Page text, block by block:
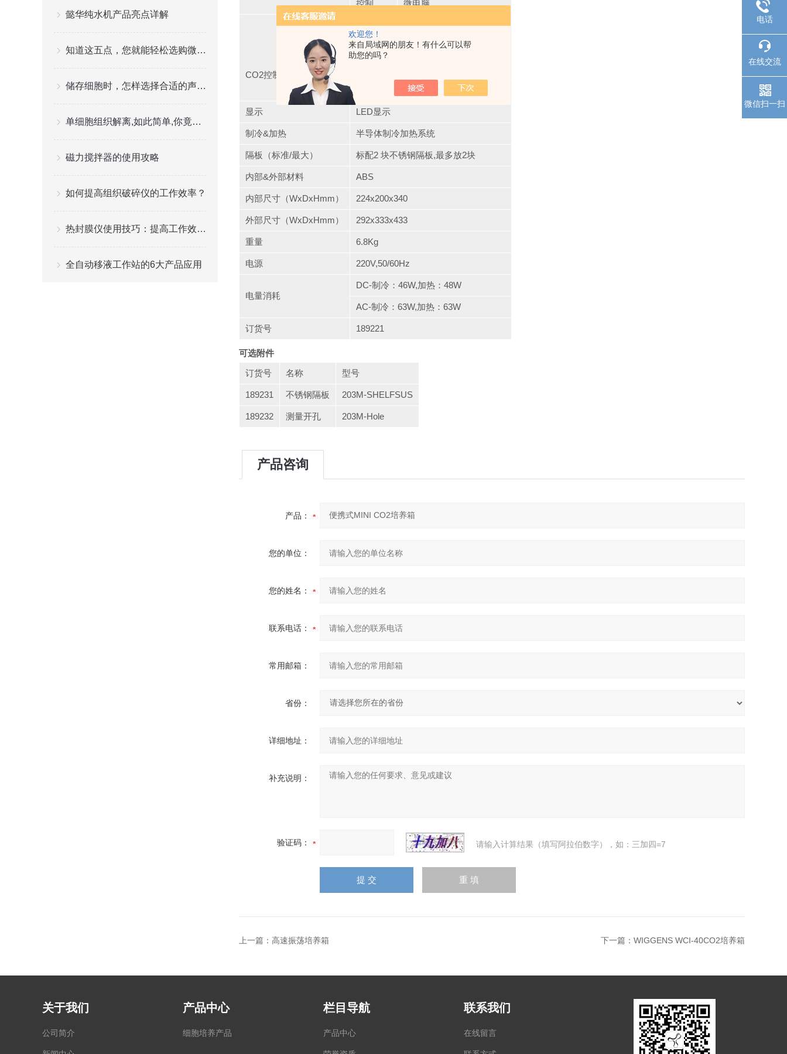
欢迎您！
来自局域网的朋友！有什么可以帮
助您的吗？
懿华纯水机产品亮点详解
知道这五点，您就能轻松选购微孔板离心机
储存细胞时，怎样选择合适的声波微量冻存管？
单细胞组织解离,如此简单,你竟然还不会？
磁力搅拌器的使用攻略
如何提高组织破碎仪的工作效率？
热封膜仪使用技巧：提高工作效率与质量
全自动移液工作站的6大产品应用
控制 微电脑
CO2控制
范围 0~20%
电极类型 双电子束红外电极
0.7Bar（Max 1 Bar）
显示 LED显示
制冷&加热 半导体制冷加热系统
隔板（标准/最大） 标配2 块不锈钢隔板,最多放2块
内部&外部材料 ABS
内部尺寸（WxDxHmm） 224x200x340
外部尺寸（WxDxHmm） 292x333x433
重量 6.8Kg
电源 220V,50/60Hz
电量消耗
DC-制冷：46W,加热：48W
AC-制冷：63W,加热：63W
订货号 189221
可选附件
订货号
名称 型号
189231 不锈钢隔板 203M-SHELFSUS
189232 测量开孔 203M-Hole
产品咨询
产品：
您的单位：
您的姓名：
联系电话：
常用邮箱：
省份：
详细地址：
补充说明：
验证码： 请输入计算结果（填写阿拉伯数字），如：三加四=7
上一篇： 高速振荡培养箱 下一篇： WIGGENS WCI-40CO2培养箱
关于我们
公司简介
产品中心
细胞培养产品
栏目导航
产品中心
联系我们
在线留言
电话
在线交流
微信扫一扫